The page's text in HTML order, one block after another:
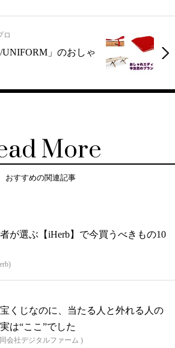
ロ
」のおしゃ
More
おすすめの関連記事
が選ぶ【iHerb】で今買うべきもの10
くじなのに、当たる人と外れる人の
は“ここ”でした
会社デジタルファーム )